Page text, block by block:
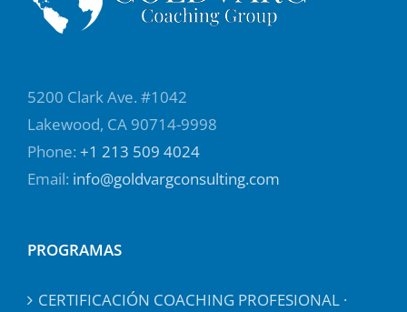
5200 Clark Ave. #1042
Lakewood, CA 90714-9998
Phone: +1 213 509 4024
Email: info@goldvargconsulting.com
PROGRAMAS
CERTIFICACIÓN COACHING PROFESIONAL ·